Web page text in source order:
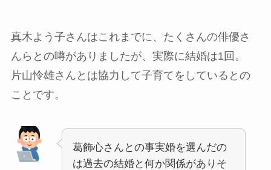
真木よう子さんはこれまでに、たくさんの俳優さ
んらとの噂がありましたが、実際に結婚は1回。
片山怜雄さんとは協力して子育てをしているとの
ことです。
葛飾心さんとの事実婚を選んだの
は過去の結婚と何か関係がありそ